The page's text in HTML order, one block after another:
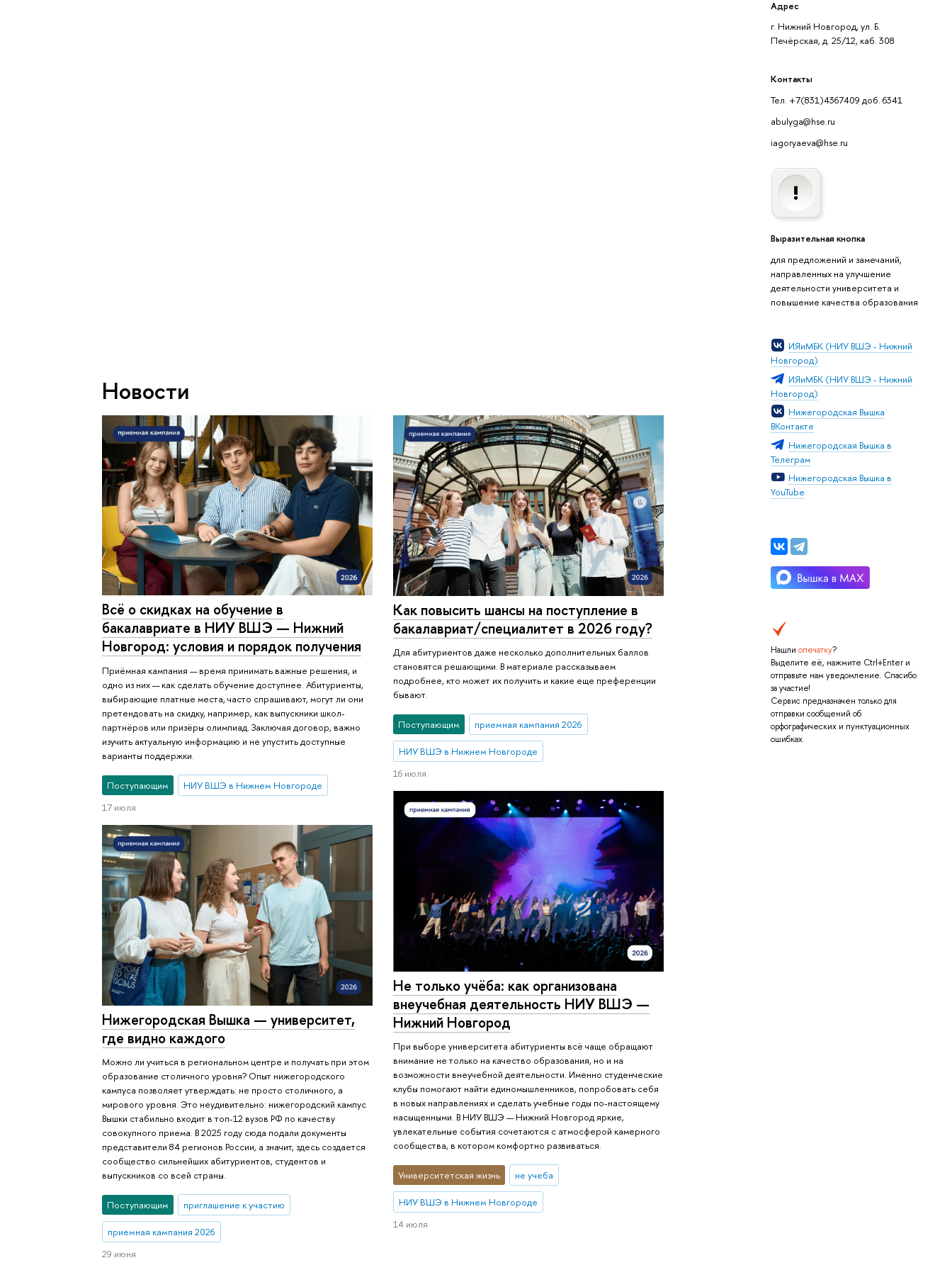
Адрес
г. Нижний Новгород, ул. Б.
Печёрская, д. 25/12, каб. 308
Контакты
Тел. +7(831)4367409 доб. 6341
abulyga@hse.ru
iagoryaeva@hse.ru
Выразительная кнопка
для предложений и замечаний,
направленных на улучшение
деятельности университета и
повышение качества образования
ИЯиМБК (НИУ ВШЭ - Нижний
Новгород)
ИЯиМБК (НИУ ВШЭ - Нижний
Новгород)
Нижегородская Вышка
ВКонтакте
Нижегородская Вышка в
Телеграм
Нижегородская Вышка в
YouTube
Нашли опечатку?
Выделите её, нажмите Ctrl+Enter и
отправьте нам уведомление. Спасибо
за участие!
Сервис предназначен только для
отправки сообщений об
орфографических и пунктуационных
ошибках.
Новости
Всё о скидках на обучение в
бакалавриате в НИУ ВШЭ — Нижний
Новгород: условия и порядок получения
Приёмная кампания — время принимать важные решения, и
одно из них — как сделать обучение доступнее. Абитуриенты,
выбирающие платные места, часто спрашивают, могут ли они
претендовать на скидку, например, как выпускники школ-
партнёров или призёры олимпиад. Заключая договор, важно
изучить актуальную информацию и не упустить доступные
варианты поддержки.
Поступающим
НИУ ВШЭ в Нижнем Новгороде
17 июля
Как повысить шансы на поступление в
бакалавриат/специалитет в 2026 году?
Для абитуриентов даже несколько дополнительных баллов
становятся решающими. В материале рассказываем
подробнее, кто может их получить и какие еще преференции
бывают.
Поступающим приемная кампания 2026
НИУ ВШЭ в Нижнем Новгороде
16 июля
Не только учёба: как организована
внеучебная деятельность НИУ ВШЭ —
Нижний Новгород
При выборе университета абитуриенты всё чаще обращают
внимание не только на качество образования, но и на
возможности внеучебной деятельности. Именно студенческие
клубы помогают найти единомышленников, попробовать себя
в новых направлениях и сделать учебные годы по-настоящему
насыщенными. В НИУ ВШЭ — Нижний Новгород яркие,
увлекательные события сочетаются с атмосферой камерного
сообщества, в котором комфортно развиваться.
Университетская жизнь не учеба
НИУ ВШЭ в Нижнем Новгороде
14 июля
Нижегородская Вышка — университет,
где видно каждого
Можно ли учиться в региональном центре и получать при этом
образование столичного уровня? Опыт нижегородского
кампуса позволяет утверждать: не просто столичного, а
мирового уровня. Это неудивительно: нижегородский кампус
Вышки стабильно входит в топ-12 вузов РФ по качеству
совокупного приема. В 2025 году сюда подали документы
представители 84 регионов России, а значит, здесь создается
сообщество сильнейших абитуриентов, студентов и
выпускников со всей страны.
Поступающим приглашение к участию
приемная кампания 2026
29 июня